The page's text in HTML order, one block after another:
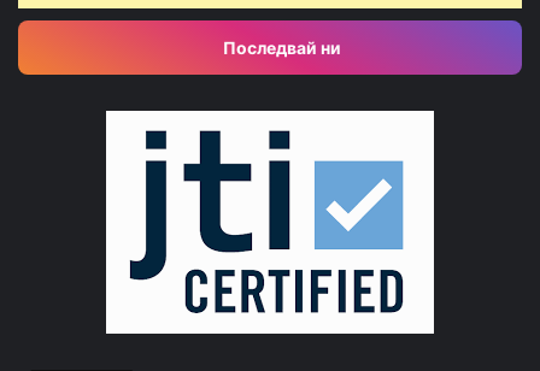
Последвай ни